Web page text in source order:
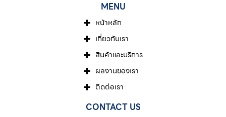
MENU
หน้าหลัก
เกี่ยวกับเรา
สินค้าและบริการ
ผลงานของเรา
ติดต่อเรา
CONTACT US